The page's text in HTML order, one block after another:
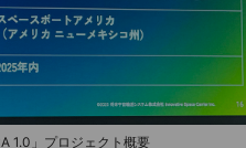
1.0」プロジェクト概要